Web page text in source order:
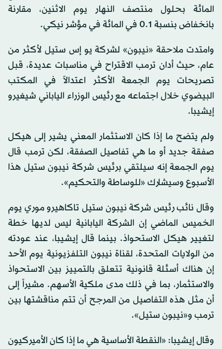
المائة بحلول منتصف النهار يوم الاثنين، مقارنة
بانخفاض بنسبة 0.1 في المائة في مؤشر نيكي.
وامتدت ملاحقة «نيبون» لشركة يو إس ستيل لأكثر من
عام، حيث أدان ترمب الاقتراح في مناسبات عديدة، قبل
تصريحات يوم الجمعة الأكثر اعتدالاً في المكتب
البيضوي خلال اجتماعه مع رئيس الوزراء الياباني شيغيرو
إيشيبا.
ولم يتضح ما إذا كان الاستثمار المعني يشير إلى هيكل
صفقة جديد أو ما هي تفاصيل الصفقة، لكن ترمب قال
يوم الجمعة إنه سيلتقي برئيس شركة نيبون ستيل هذا
الأسبوع وسيشارك «للوساطة والتحكيم».
وقال نائب رئيس شركة نيبون ستيل تاكاهيرو موري يوم
الخميس الماضي إن الشركة اليابانية ليس لديها خطة
لتغيير هيكل الاستحواذ. بينما قال إيشيبا، عند عودته
من الولايات المتحدة، لقناة نيبون التلفزيونية يوم الأحد
إن هناك أسئلة قانونية تتعلق بالتمييز بين الاستحواذ
والاستثمار، بما في ذلك مدى ملكية الأسهم. مشيراً إلى
أن مثل هذه التفاصيل من المرجح أن تتم مناقشتها بين
ترمب و«نيبون ستيل».
وقال إيشيبا: «النقطة الأساسية هي ما إذا كان الأميركيون